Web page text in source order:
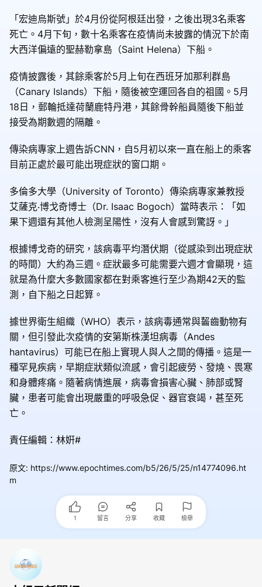
「宏迪烏斯號」於4月份從阿根廷出發，之後出現3名乘客
死亡。4月下旬，數十名乘客在疫情尚未披露的情況下於南
大西洋偏遠的聖赫勒拿島（Saint Helena）下船。
疫情披露後，其餘乘客於5月上旬在西班牙加那利群島
（Canary Islands）下船，隨後被空運回各自的祖國。5月
18日，郵輪抵達荷蘭鹿特丹港，其餘骨幹船員隨後下船並
接受為期數週的隔離。
傳染病專家上週告訴CNN，自5月初以來一直在船上的乘客
目前正處於最可能出現症狀的窗口期。
多倫多大學（University of Toronto）傳染病專家兼教授
艾薩克‧博戈奇博士（Dr. Isaac Bogoch）當時表示：「如
果下週還有其他人檢測呈陽性，沒有人會感到驚訝。」
根據博戈奇的研究，該病毒平均潛伏期（從感染到出現症狀
的時間）大約為三週。症狀最多可能需要六週才會顯現，這
就是為什麼大多數國家都在對乘客進行至少為期42天的監
測，自下船之日起算。
據世界衛生組織（WHO）表示，該病毒通常與齧齒動物有
關，但引發此次疫情的安第斯株漢坦病毒（Andes
hantavirus）可能已在船上實現人與人之間的傳播。這是一
種罕見疾病，早期症狀類似流感，會引起疲勞、發燒、畏寒
和身體疼痛。隨著病情進展，病毒會損害心臟、肺部或腎
臟，患者可能會出現嚴重的呼吸急促、器官衰竭，甚至死
亡。
責任編輯：林姸#
原文: https://www.epochtimes.com/b5/26/5/25/n14774096.ht
m
1 留言 分享 收藏 檢舉